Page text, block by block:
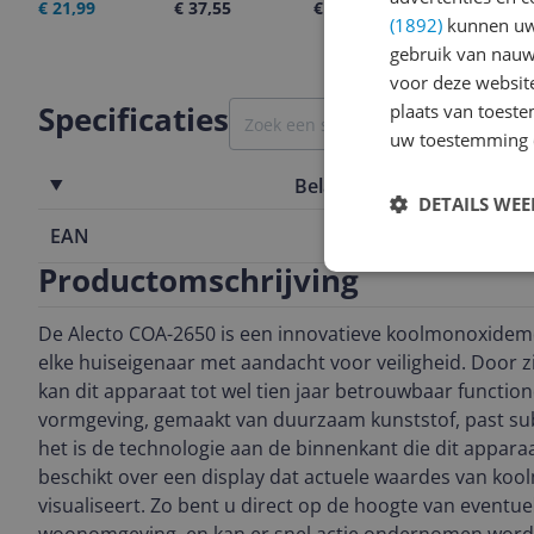
€ 21,99
€ 37,55
€ 23,29
06-08-2026
Specificaties
Belangrijkste kenmerken
EAN
Productomschrijving
De Alecto COA-2650 is een innovatieve
elke huiseigenaar met aandacht voor veiligheid. Door
kan dit apparaat tot wel tien jaar betrouwbaar
vormgeving, gemaakt van duurzaam kunststof, past
het is de technologie aan de binnenkant die dit
beschikt over een display dat actuele waardes van
visualiseert. Zo bent u direct op de hoogte van
(1892) kunnen
gebruik van
voor deze
plaats van
uw
DETAILS